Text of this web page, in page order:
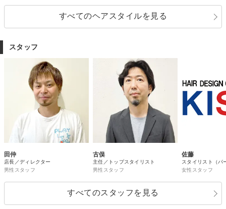
すべてのヘアスタイルを見る
スタッフ
田仲
店長／ディレクター
男性スタッフ
古俣
主任／トップスタイリスト
男性スタッフ
佐藤
スタイリスト（パ
女性スタッフ
すべてのスタッフを見る